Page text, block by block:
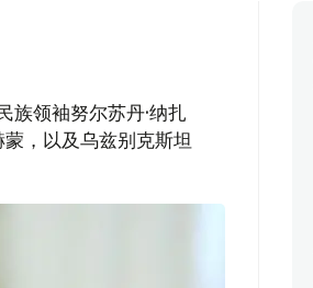
领袖努尔苏丹·纳扎
，以及乌兹别克斯坦